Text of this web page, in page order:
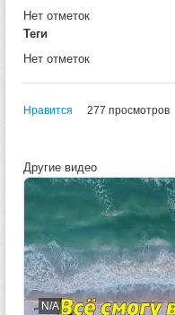
Нет отметок
Теги
Нет отметок
Нравится 277 просмотров
Другие видео
N/A